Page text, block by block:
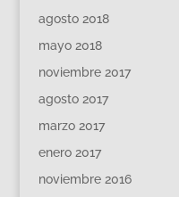
agosto 2018
mayo 2018
noviembre 2017
agosto 2017
marzo 2017
enero 2017
noviembre 2016